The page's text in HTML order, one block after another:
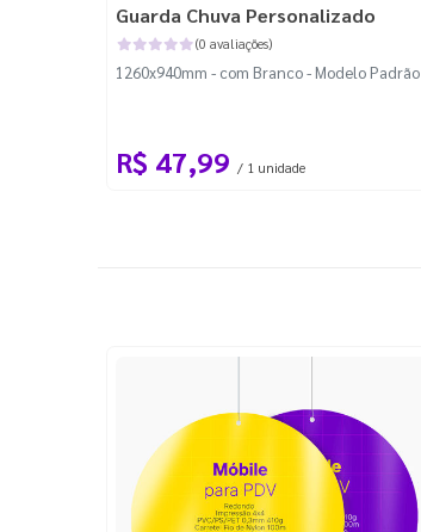
Guarda Chuva Personalizado
(0 avaliações)
1260x940mm - com Branco - Modelo Padrão
R$ 47,99 / 1 unidade